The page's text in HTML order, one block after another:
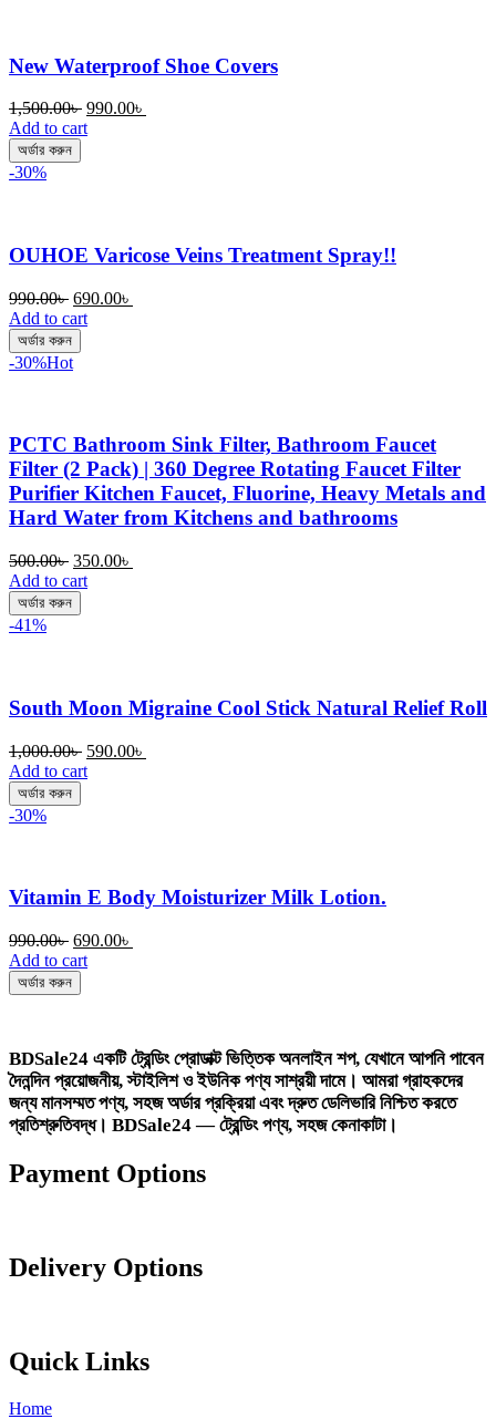
New Waterproof Shoe Covers
1,500.00৳ Original
price
990.00৳
Add to cart
অর্ডার করুন
-30%
OUHOE Varicose Veins Treatment Spray!!
990.00৳ Original
price
was:
990.00৳ .
690.00৳
Add to cart
অর্ডার করুন
-30%Hot
PCTC Bathroom Sink Filter, Bathroom Faucet
Filter (2 Pack) | 360 Degree Rotating Faucet Filter
Purifier Kitchen Faucet, Fluorine, Heavy Metals and
Hard Water from Kitchens and bathrooms
500.00৳ Original
price
was:
500.00৳ .
350.00৳
Add to cart
অর্ডার করুন
-41%
South Moon Migraine Cool Stick Natural Relief Roll
1,000.00৳ Original
price
590.00৳
Add to cart
অর্ডার করুন
-30%
Vitamin E Body Moisturizer Milk Lotion.
990.00৳ Original
price
was:
990.00৳ .
690.00৳
Add to cart
অর্ডার করুন
BDSale24 একটি ট্রেন্ডিং প্রোডাক্ট ভিত্তিক অনলাইন শপ, যেখানে আপনি পাবেন
দৈনন্দিন প্রয়োজনীয়, স্টাইলিশ ও ইউনিক পণ্য সাশ্রয়ী দামে। আমরা গ্রাহকদের
জন্য মানসম্মত পণ্য, সহজ অর্ডার প্রক্রিয়া এবং দ্রুত ডেলিভারি নিশ্চিত করতে
প্রতিশ্রুতিবদ্ধ। BDSale24 — ট্রেন্ডিং পণ্য, সহজ কেনাকাটা।
Payment Options
Delivery Options
Quick Links
Home